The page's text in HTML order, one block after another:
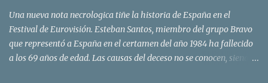
Una nueva nota necrologica tiñe la historia de España en el
Festival de Eurovisión. Esteban Santos, miembro del grupo Bravo
que representó a España en el certamen del año 1984 ha fallecido
a los 69 años de edad. Las causas del deceso no se conocen, siendo